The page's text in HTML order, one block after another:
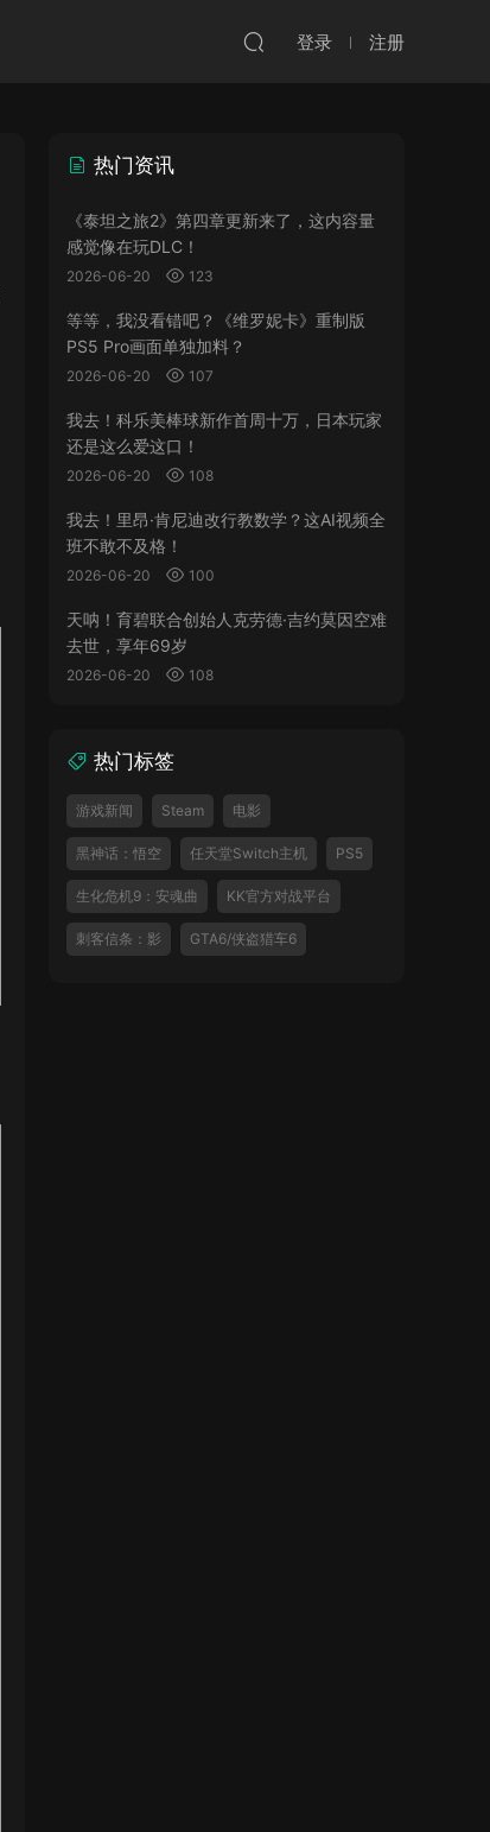
登录 注册
热门资讯
《泰坦之旅2》第四章更新来了，这内容量
感觉像在玩DLC！
2026-06-20 123
等等，我没看错吧？《维罗妮卡》重制版
PS5 Pro画面单独加料？
2026-06-20 107
我去！科乐美棒球新作首周十万，日本玩家
还是这么爱这口！
2026-06-20 108
我去！里昂·肯尼迪改行教数学？这AI视频全
班不敢不及格！
2026-06-20 100
天呐！育碧联合创始人克劳德·吉约莫因空难
去世，享年69岁
2026-06-20 108
热门标签
游戏新闻 Steam 电影
黑神话：悟空 任天堂Switch主机 PS5
生化危机9：安魂曲 KK官方对战平台
刺客信条：影 GTA6/侠盗猎车6